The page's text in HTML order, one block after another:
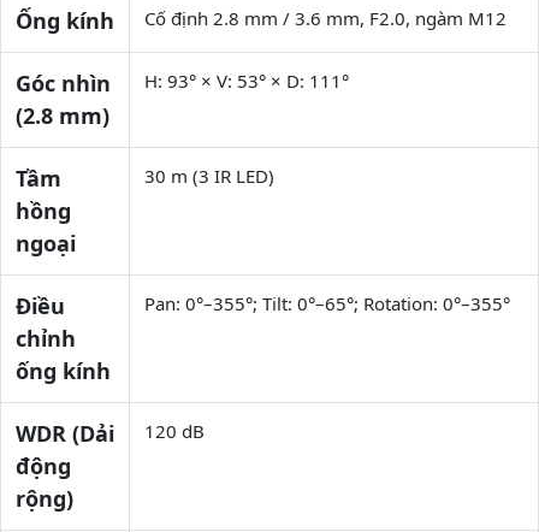
Ống kính Cố định 2.8 mm / 3.6 mm, F2.0, ngàm M12
Góc nhìn
(2.8 mm)
H: 93° × V: 53° × D: 111°
Tầm
hồng
ngoại
30 m (3 IR LED)
Điều
chỉnh
ống kính
Pan: 0°–355°; Tilt: 0°–65°; Rotation: 0°–355°
WDR (Dải
động
rộng)
120 dB